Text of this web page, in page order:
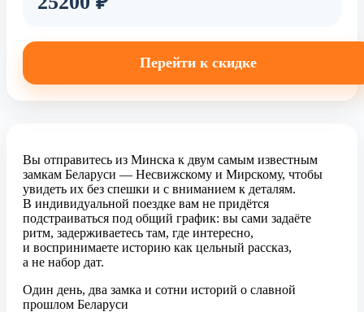
Перейти к скидке
Вы отправитесь из Минска к двум самым известным
замкам Беларуси — Несвижскому и Мирскому, чтобы
увидеть их без спешки и с вниманием к деталям.
В индивидуальной поездке вам не придётся
подстраиваться под общий график: вы сами задаёте
ритм, задерживаетесь там, где интересно,
и воспринимаете историю как цельный рассказ,
а не набор дат.
Один день, два замка и сотни историй о славной
прошлом Беларуси